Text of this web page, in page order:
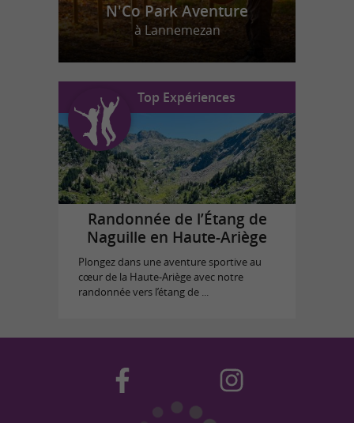
N'Co Park Aventure
à Lannemezan
Top Expériences
Randonnée de l’Étang de
Naguille en Haute-Ariège
Plongez dans une aventure sportive au
cœur de la Haute-Ariège avec notre
randonnée vers l’étang de ...